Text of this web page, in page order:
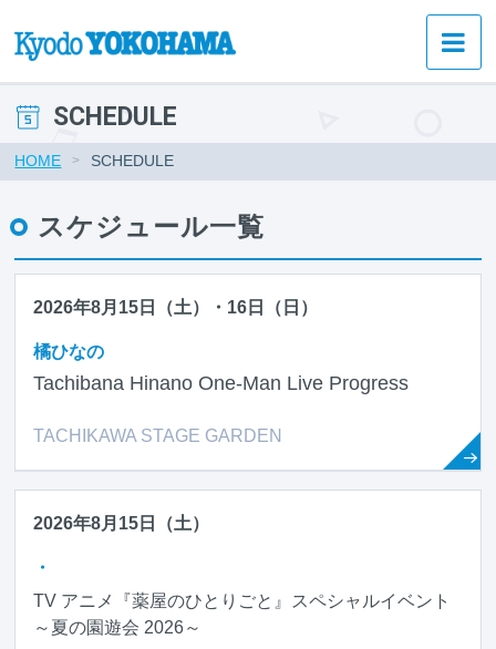
SCHEDULE
HOME SCHEDULE
スケジュール一覧
2026年8月15日（土）・16日（日）
橘ひなの
Tachibana Hinano One-Man Live Progress
TACHIKAWA STAGE GARDEN
2026年8月15日（土）
・
TV アニメ『薬屋のひとりごと』スペシャルイベント
～夏の園遊会 2026～